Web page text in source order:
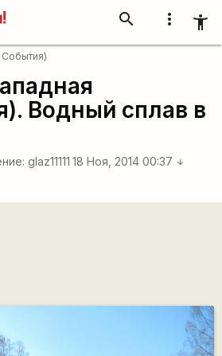
more_vert accessibility_new
search
Водный сплав в
glaz11111 18 Ноя, 2014 00:37 arrow_downward